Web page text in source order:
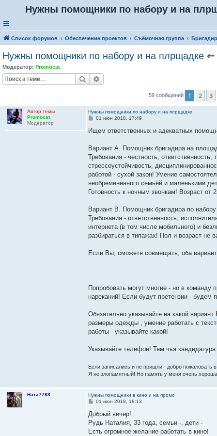
Нужны помощники по набору и на
Список форумов Обеспечение проектов Съёмочная группа
Нужны помощники по набору и на плрщадке
Модератор: Promocat
Поиск
59 сообщений 1 2 3
Автор темы
Promocat
Модератор
Нужны помощники по набору и на плрщадке
С
о
б
е
н
и
е
01 июн 2018, 17:49
Ищем ответственных и адекватных
Вариант А. Помощник бригадира на
Требования - честность,
стрессоустойчивость,
работой - сухой закон! Умение
необременённого семьёй и маленькими
Готовность к ночным звонкам! Возраст
Вариант В. Помощник бригадира по набору
Требования - ответственность,
интернета (в том числе мобильного) и
разбираться в типажах! Пол и возраст не
Если Вы, сможете совмещать, оба
Попробовать могут многие - но в
нареканий! Если будут претензии - будем
Обязательно указывайте на какой
размеры одежды , умение работать с
работы - указывайте какой!
Указывайте телефон! Тем чья
Если записались и не пришли - добро пожаловать
Я не злопамятный! Но память у меня очень
Ната7788
Нужны помощники в кино и на промо
С
о
щ
е
01 июн 2018, 18:13
Добрый вечер!
Рудь Наталия, 33 года, семьи -, дети -
Есть огромное желание работать в кино!